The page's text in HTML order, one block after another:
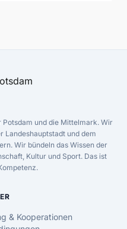
und die Mittelmark. Wir
Landeshauptstadt und dem
Wir bündeln das Wissen der
Kultur und Sport. Das ist
& Kooperationen